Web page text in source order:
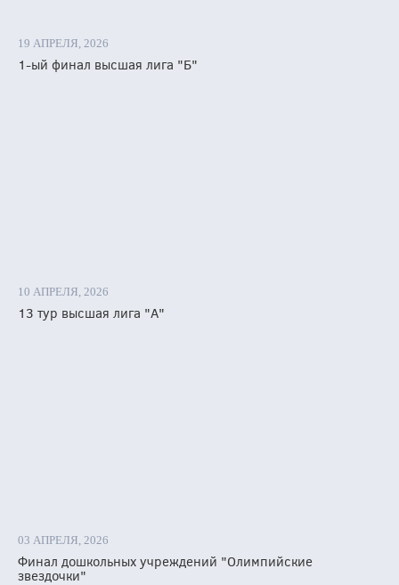
19 АПРЕЛЯ, 2026
1-ый финал высшая лига "Б"
10 АПРЕЛЯ, 2026
13 тур высшая лига "А"
03 АПРЕЛЯ, 2026
Финал дошкольных учреждений "Олимпийские
звездочки"